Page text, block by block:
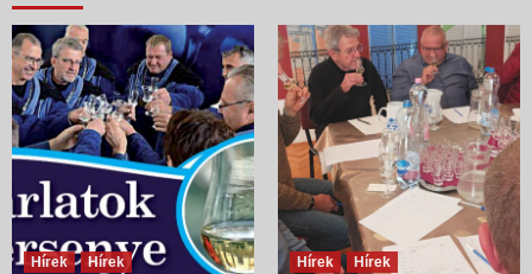
Hírek Hírek Hírek Hírek